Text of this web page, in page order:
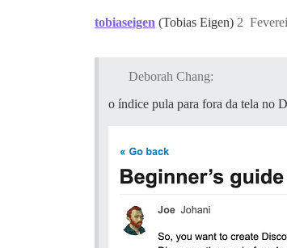
tobiaseigen (Tobias Eigen) 2
Deborah Chang:
o índice pula para fora da tela no